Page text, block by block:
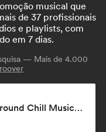
musical que
de 37 profissionais
e playlists, com
em 7 dias.
— Mais de 4.000
Intact Records (Background Chill Music & Good Vibes On The Road)